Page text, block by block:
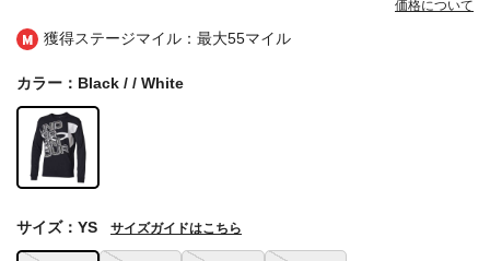
獲得ステージマイル：最大55マイル
価格について
カラー：Black / / White
サイズ：YS サイズガイドはこちら